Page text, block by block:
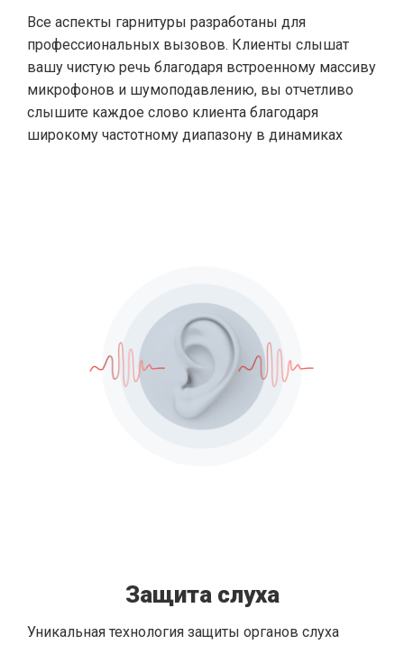
Все аспекты гарнитуры разработаны для
профессиональных вызовов. Клиенты слышат
вашу чистую речь благодаря встроенному массиву
микрофонов и шумоподавлению, вы отчетливо
слышите каждое слово клиента благодаря
широкому частотному диапазону в динамиках
Защита слуха
Уникальная технология защиты органов слуха